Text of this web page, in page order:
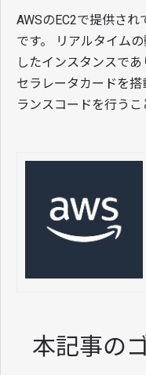
AWSのEC2で提供さ
です。 リアルタイム
したインスタンスで
セラレータカードを
ランスコードを行うこ
本記事の